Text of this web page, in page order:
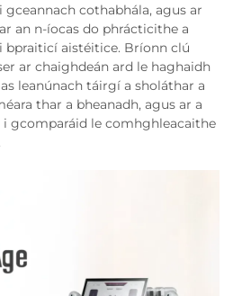
cothabhála, agus ar
an n-íocas do phrácticithe a
bpraiticí aistéitice. Bríonn clú
ar chaighdeán ard le haghaidh
leanúnach táirgí a sholáthar a
thar a bheanadh, agus ar a
gcomparáid le comhghleacaithe